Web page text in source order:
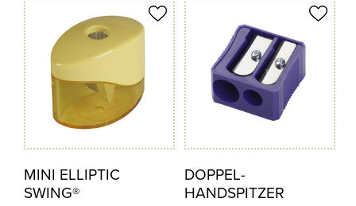
MINI ELLIPTIC
SWING®
merken
DOPPEL-
HANDSPITZER
Produkt merken